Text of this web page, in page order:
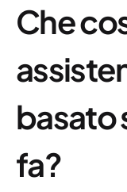
Che
basato
fa?